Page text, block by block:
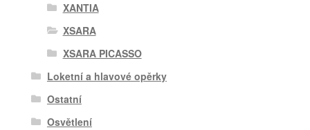
XANTIA
XSARA
XSARA PICASSO
Loketní a hlavové opěrky
Ostatní
Osvětlení